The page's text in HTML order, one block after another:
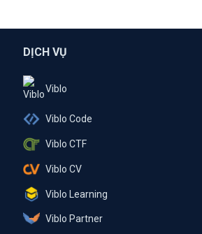
DỊCH VỤ
Viblo
Viblo Code
Viblo CTF
Viblo CV
Viblo Learning
Viblo Partner